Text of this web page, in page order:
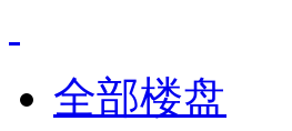
全部楼盘